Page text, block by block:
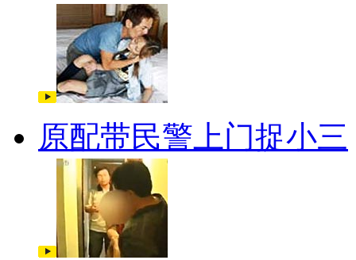
原配带民警上门捉小三